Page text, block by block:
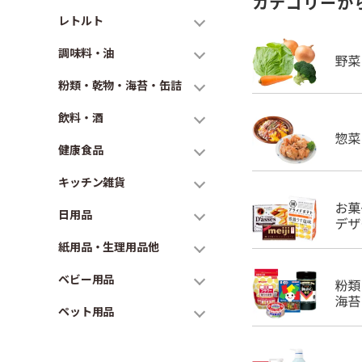
レトルト
調味料・油
粉類・乾物・海苔・缶詰
飲料・酒
健康食品
キッチン雑貨
日用品
紙用品・生理用品他
ベビー用品
ペット用品